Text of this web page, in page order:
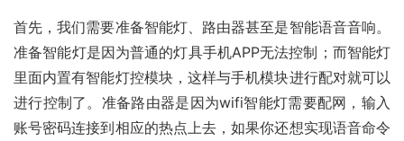
首先，我们需要准备智能灯、路由器甚至是智能语音音响。
准备智能灯是因为普通的灯具手机APP无法控制；而智能灯
里面内置有智能灯控模块，这样与手机模块进行配对就可以
进行控制了。准备路由器是因为wifi智能灯需要配网，输入
账号密码连接到相应的热点上去，如果你还想实现语音命令